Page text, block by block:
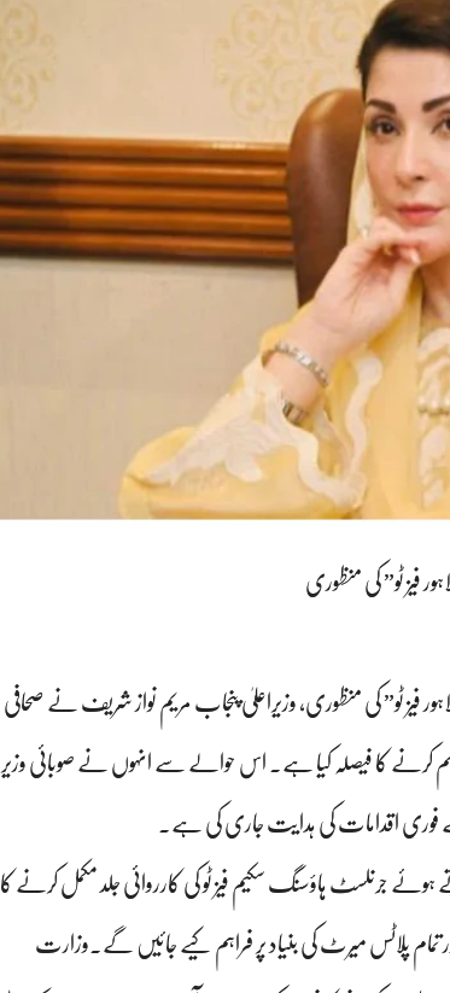
فیز ٹو” کی منظوری
فیز ٹو” کی منظوری، وزیراعلیٰ پنجاب مریم نواز شریف نے صحافی
ہوئے 3200 صحافیوں کو پلاٹس فراہم کرنے کا فیصلہ کیا ہے۔ اس حوالے سے انہوں نے صوبائی وزیر
فوری اقدامات کی ہدایت جاری کی ہے۔
جرنلسٹ ہاؤسنگ سکیم فیز ٹو کی کارروائی جلد مکمل کرنے کا
تمام پلاٹس میرٹ کی بنیاد پر فراہم کیے جائیں گے۔وزارت